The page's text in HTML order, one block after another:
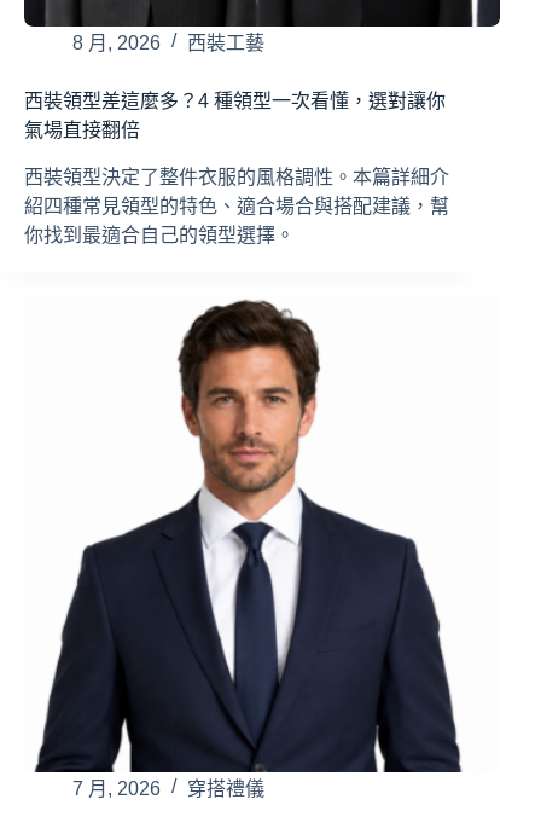
8 月, 2026 西裝工藝
西裝領型差這麼多？4 種領型一次看懂，選對讓你
氣場直接翻倍
西裝領型決定了整件衣服的風格調性。本篇詳細介
紹四種常見領型的特色、適合場合與搭配建議，幫
你找到最適合自己的領型選擇。
7 月, 2026 穿搭禮儀